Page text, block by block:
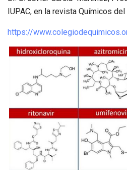
IUPAC, en la revista Químicos del
https://